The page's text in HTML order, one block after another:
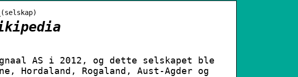
AS i 2012, og dette selskapet ble
Hordaland, Rogaland, Aust-Agder og